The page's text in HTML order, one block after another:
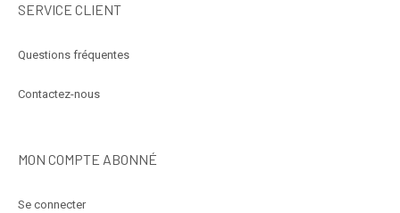
SERVICE CLIENT
Questions fréquentes
Contactez-nous
MON COMPTE ABONNÉ
Se connecter